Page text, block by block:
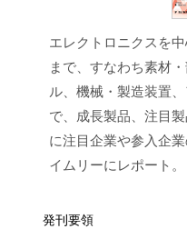
エレクトロニクスを
まで、すなわち素材
ル、機械・製造装置
で、成長製品、注目
に注目企業や参入企
イムリーにレポート。
発刊要領